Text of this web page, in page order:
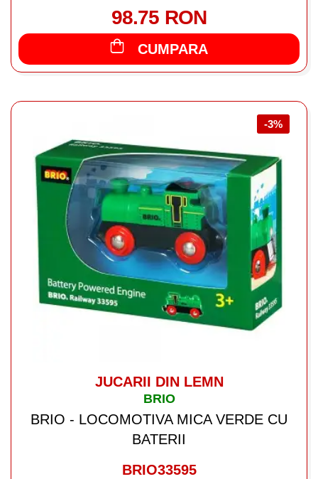
98.75 RON
CUMPARA
-3%
JUCARII DIN LEMN
BRIO
BRIO - LOCOMOTIVA MICA VERDE CU
BATERII
BRIO33595